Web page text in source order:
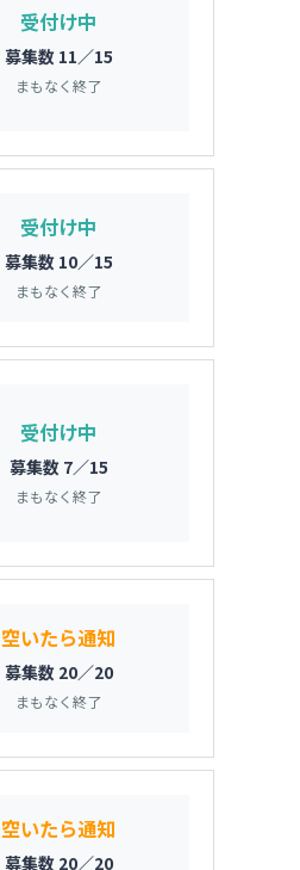
受付け中
募集数 11／15
まもなく終了
受付け中
募集数 10／15
まもなく終了
受付け中
募集数 7／15
まもなく終了
空いたら通知
募集数 20／20
まもなく終了
空いたら通知
募集数 20／20